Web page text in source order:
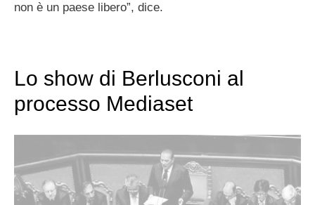
non è un paese libero”, dice.
Lo show di Berlusconi al
processo Mediaset